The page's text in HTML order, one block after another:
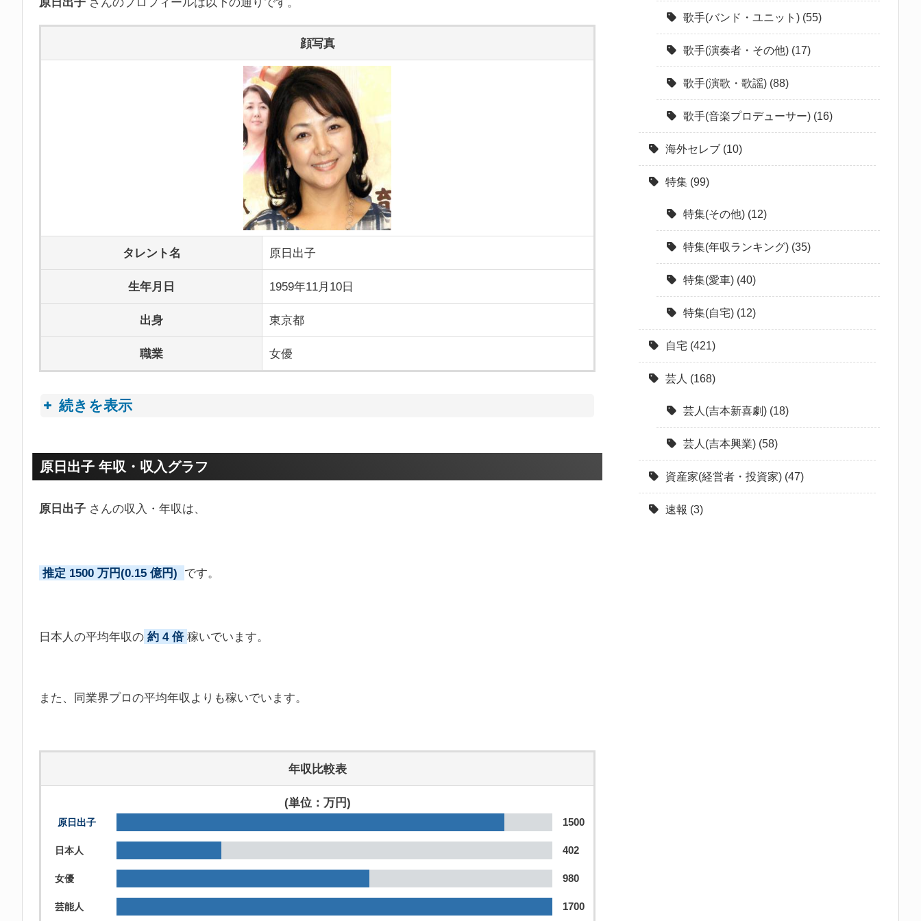
顔写真
タレント名 原日出子
生年月日 1959年11月10日
出身 東京都
職業 女優
続きを表示
プロフィールトピック
原日出子 年収・収入グラフ
原日出子 さんの収入・年収は、
推定 1500 万円(0.15 億円) です。
日本人の平均年収の 約 4 倍 稼いでいます。
また、同業界プロの平均年収よりも稼いでいます。
年収比較表
(単位：万円)
原日出子 1500
日本人 402
女優 980
芸能人 1700
歌手(バンド・ユニット) (55)
歌手(演奏者・その他) (17)
歌手(演歌・歌謡) (88)
歌手(音楽プロデューサー) (16)
海外セレブ (10)
特集 (99)
特集(その他) (12)
特集(年収ランキング) (35)
特集(愛車) (40)
特集(自宅) (12)
自宅 (421)
芸人 (168)
芸人(吉本新喜劇) (18)
芸人(吉本興業) (58)
資産家(経営者・投資家) (47)
速報 (3)